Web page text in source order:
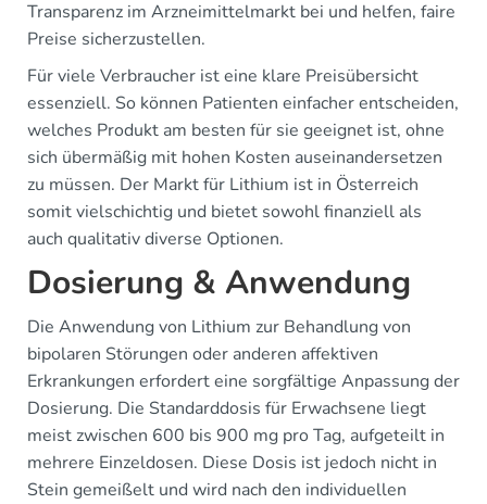
Transparenz im Arzneimittelmarkt bei und helfen, faire
Preise sicherzustellen.
Für viele Verbraucher ist eine klare Preisübersicht
essenziell. So können Patienten einfacher entscheiden,
welches Produkt am besten für sie geeignet ist, ohne
sich übermäßig mit hohen Kosten auseinandersetzen
zu müssen. Der Markt für Lithium ist in Österreich
somit vielschichtig und bietet sowohl finanziell als
auch qualitativ diverse Optionen.
Dosierung & Anwendung
Die Anwendung von Lithium zur Behandlung von
bipolaren Störungen oder anderen affektiven
Erkrankungen erfordert eine sorgfältige Anpassung der
Dosierung. Die Standarddosis für Erwachsene liegt
meist zwischen 600 bis 900 mg pro Tag, aufgeteilt in
mehrere Einzeldosen. Diese Dosis ist jedoch nicht in
Stein gemeißelt und wird nach den individuellen